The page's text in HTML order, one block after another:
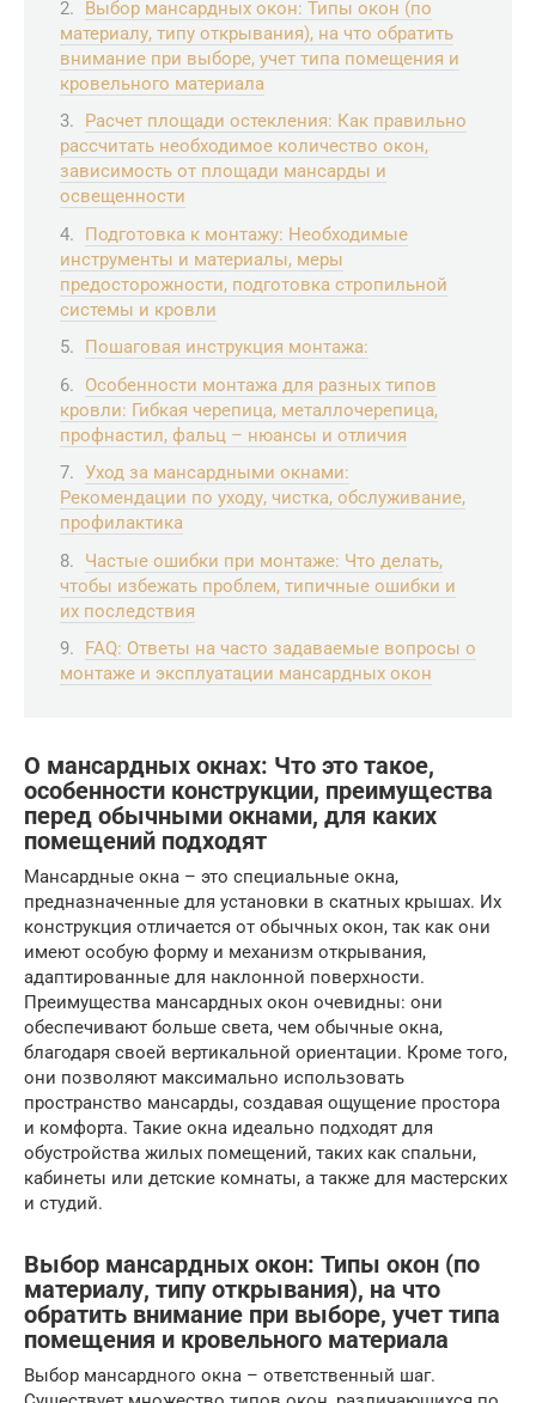
Выбор мансардных окон: Типы окон (по
материалу, типу открывания), на что обратить
внимание при выборе, учет типа помещения и
кровельного материала
Расчет площади остекления: Как правильно
рассчитать необходимое количество окон,
зависимость от площади мансарды и
освещенности
Подготовка к монтажу: Необходимые
инструменты и материалы, меры
предосторожности, подготовка стропильной
системы и кровли
Пошаговая инструкция монтажа:
Особенности монтажа для разных типов
кровли: Гибкая черепица, металлочерепица,
профнастил, фальц – нюансы и отличия
Уход за мансардными окнами:
Рекомендации по уходу, чистка, обслуживание,
профилактика
Частые ошибки при монтаже: Что делать,
чтобы избежать проблем, типичные ошибки и
их последствия
FAQ: Ответы на часто задаваемые вопросы о
монтаже и эксплуатации мансардных окон
О мансардных окнах: Что это такое,
особенности конструкции, преимущества
перед обычными окнами, для каких
помещений подходят
Мансардные окна – это специальные окна,
предназначенные для установки в скатных крышах. Их
конструкция отличается от обычных окон, так как они
имеют особую форму и механизм открывания,
адаптированные для наклонной поверхности.
Преимущества мансардных окон очевидны: они
обеспечивают больше света, чем обычные окна,
благодаря своей вертикальной ориентации. Кроме того,
они позволяют максимально использовать
пространство мансарды, создавая ощущение простора
и комфорта. Такие окна идеально подходят для
обустройства жилых помещений, таких как спальни,
кабинеты или детские комнаты, а также для мастерских
и студий.
Выбор мансардных окон: Типы окон (по
материалу, типу открывания), на что
обратить внимание при выборе, учет типа
помещения и кровельного материала
Выбор мансардного окна – ответственный шаг.